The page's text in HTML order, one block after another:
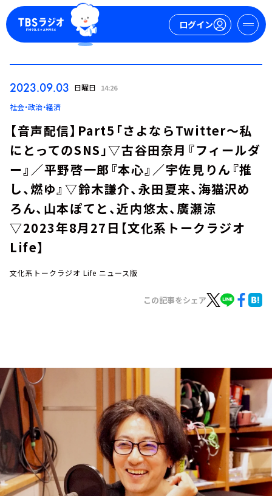
ログイン
今日の番組表
週間番組表
トピックス
お知らせ
2023.09.03 日曜日 14:26
社会・政治・経済
【音声配信】Part5「さよならTwitter～私
にとってのSNS」▽古谷田奈月『フィールダ
ー』／平野啓一郎『本心』／宇佐見りん『推
し、燃ゆ』▽鈴木謙介、永田夏来、海猫沢め
ろん、山本ぽてと、近内悠太、廣瀬涼
▽2023年8月27日【文化系トークラジオ
Life】
文化系トークラジオ Life ニュース版
この記事をシェア